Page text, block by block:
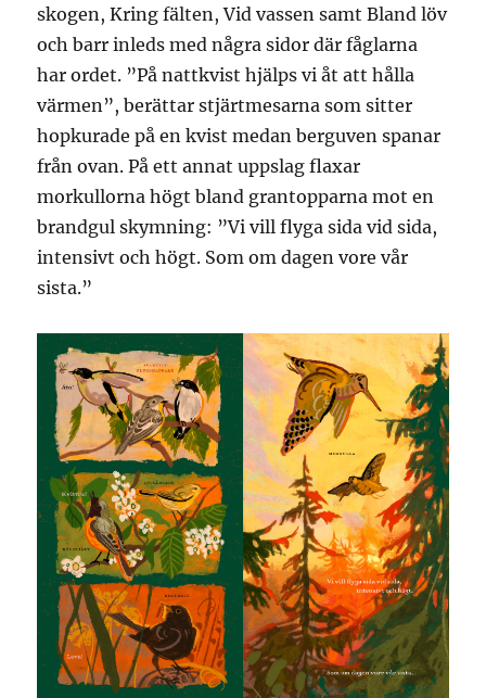
skogen, Kring fälten, Vid vassen samt Bland löv
och barr inleds med några sidor där fåglarna
har ordet. ”På nattkvist hjälps vi åt att hålla
värmen”, berättar stjärtmesarna som sitter
hopkurade på en kvist medan berguven spanar
från ovan. På ett annat uppslag flaxar
morkullorna högt bland grantopparna mot en
brandgul skymning: ”Vi vill flyga sida vid sida,
intensivt och högt. Som om dagen vore vår
sista.”